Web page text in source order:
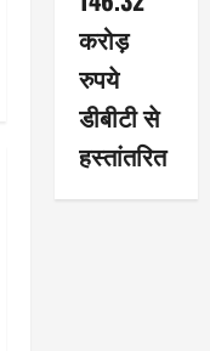
करोड़
रुपये
डीबीटी से
हस्तांतरित